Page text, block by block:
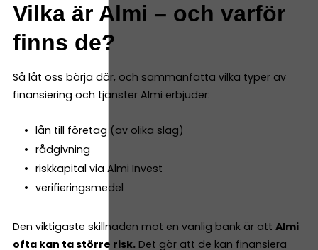
Vilka är Almi – och varför
finns de?
Så låt oss börja där, och sammanfatta vilka typer av
finansiering och tjänster Almi erbjuder:
lån till företag (av olika slag)
rådgivning
riskkapital via Almi Invest
verifieringsmedel
Den viktigaste skillnaden mot en vanlig bank är att Almi
ofta kan ta större risk. Det gör att de kan finansiera